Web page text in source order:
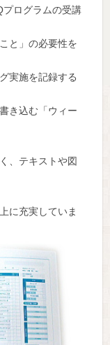
プログラムの受講
と」の必要性を
実施を記録する
き込む「ウィー
、テキストや図
に充実していま